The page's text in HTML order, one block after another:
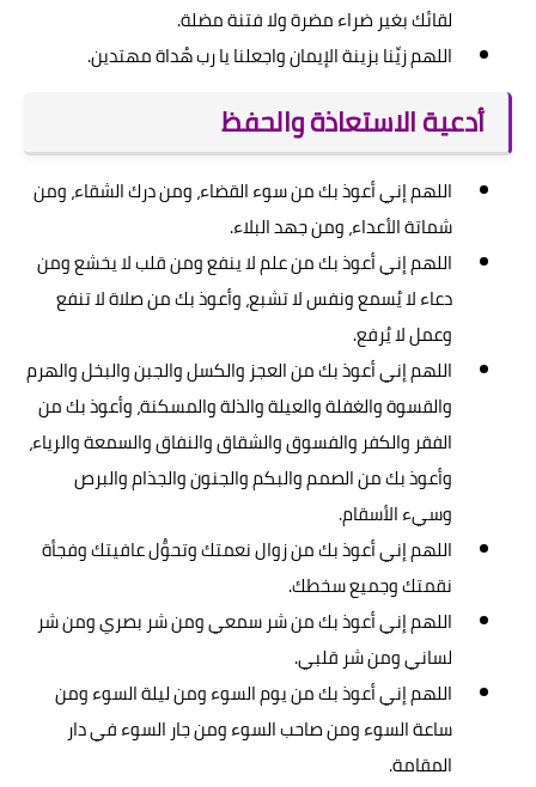
لقائك بغير ضراء مضرة ولا فتنة مضلة.
اللهم زيِّنا بزينة الإيمان واجعلنا يا رب هُداة مهتدين.
أدعية الاستعاذة والحفظ
اللهم إني أعوذ بك من سوء القضاء، ومن درك الشقاء، ومن
شماتة الأعداء، ومن جهد البلاء.
اللهم إني أعوذ بك من علم لا ينفع ومن قلب لا يخشع ومن
دعاء لا يُسمع ونفس لا تشبع، وأعوذ بك من صلاة لا تنفع
وعمل لا يُرفع.
اللهم إني أعوذ بك من العجز والكسل والجبن والبخل والهرم
والقسوة والغفلة والعيلة والذلة والمسكنة، وأعوذ بك من
الفقر والكفر والفسوق والشقاق والنفاق والسمعة والرياء،
وأعوذ بك من الصمم والبكم والجنون والجذام والبرص
وسيء الأسقام.
اللهم إني أعوذ بك من زوال نعمتك وتحوُّل عافيتك وفجأة
نقمتك وجميع سخطك.
اللهم إني أعوذ بك من شر سمعي ومن شر بصري ومن شر
لساني ومن شر قلبي.
اللهم إني أعوذ بك من يوم السوء ومن ليلة السوء ومن
ساعة السوء ومن صاحب السوء ومن جار السوء في دار
المقامة.